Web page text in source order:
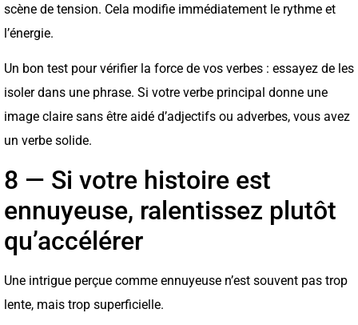
scène de tension. Cela modifie immédiatement le rythme et
l’énergie.
Un bon test pour vérifier la force de vos verbes : essayez de les
isoler dans une phrase. Si votre verbe principal donne une
image claire sans être aidé d’adjectifs ou adverbes, vous avez
un verbe solide.
8 — Si votre histoire est
ennuyeuse, ralentissez plutôt
qu’accélérer
Une intrigue perçue comme ennuyeuse n’est souvent pas trop
lente, mais trop superficielle.